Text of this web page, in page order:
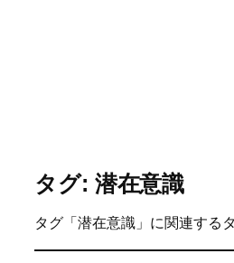
タグ: 潜在意識
タグ「潜在意識」に関連する